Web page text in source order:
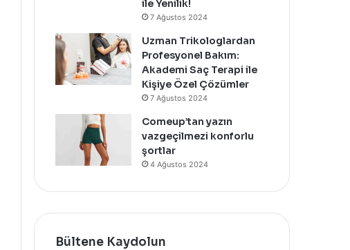
ile Yenilik!
7 Ağustos 2024
Uzman Trikologlardan
Profesyonel Bakım:
Akademi Saç Terapi ile
Kişiye Özel Çözümler
7 Ağustos 2024
Comeup’tan yazın
vazgeçilmezi konforlu
şortlar
4 Ağustos 2024
Bültene Kaydolun